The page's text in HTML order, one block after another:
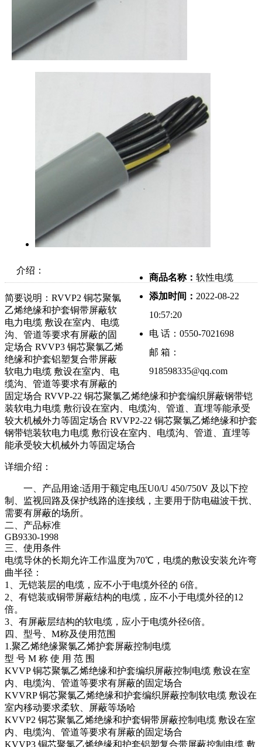
商品名称：软性电缆
添加时间： 2022-08-22
10:57:20
电 话：0550-7021698
邮 箱：
918598335@qq.com
介绍：
简要说明：RVVP2 铜芯聚氯
乙烯绝缘和护套铜带屏蔽软
电力电缆 敷设在室内、电缆
沟、管道等要求有屏蔽的固
定场合 RVVP3 铜芯聚氯乙烯
绝缘和护套铝塑复合带屏蔽
软电力电缆 敷设在室内、电
缆沟、管道等要求有屏蔽的
固定场合 RVVP-22 铜芯聚氯乙烯绝缘和护套编织屏蔽钢带铠
装软电力电缆 敷衍设在室内、电缆沟、管道、直埋等能承受
较大机械外力等固定场合 RVVP2-22 铜芯聚氯乙烯绝缘和护套
钢带铠装软电力电缆 敷衍设在室内、电缆沟、管道、直埋等
能承受较大机械外力等固定场合
详细介绍：
一、产品用途:适用于额定电压U0/U 450/750V 及以下控
制、监视回路及保护线路的连接线，主要用于防电磁波干扰、
需要有屏蔽的场所。
二、产品标准
GB9330-1998
三、使用条件
电缆导休的长期允许工作温度为70℃，电缆的敷设安装允许弯
曲半径：
1、无铠装层的电缆，应不小于电缆外径的 6倍。
2、有铠装或铜带屏蔽结构的电缆，应不小于电缆外径的12
倍。
3、有屏蔽层结构的软电缆，应小于电缆外径6倍。
四、型号、M称及使用范围
1.聚乙烯绝缘聚氯乙烯护套屏蔽控制电缆
型 号 M 称 使 用 范 围
KVVP 铜芯聚氯乙烯绝缘和护套编织屏蔽控制电缆 敷设在室
内、电缆沟、管道等要求有屏蔽的固定场合
KVVRP 铜芯聚氯乙烯绝缘和护套编织屏蔽控制软电缆 敷设在
室内移动要求柔软、屏蔽等场哈
KVVP2 铜芯聚氯乙烯绝缘和护套铜带屏蔽控制电缆 敷设在室
内、电缆沟、管道等要求有屏蔽的固定场合
KVVP3 铜芯聚氯乙烯绝缘和护套铝塑复合带屏蔽控制电缆 敷